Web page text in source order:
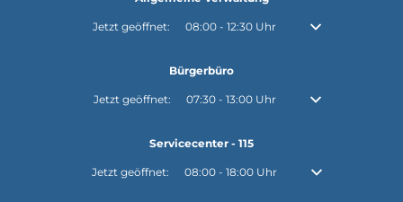
Klicken, um weitere Öffnungs- oder Schließzeiten
Jetzt geöffnet: 08:00 - 12:30 Uhr Von 08:00 bis
Bürgerbüro
Klicken, um weitere Öffnungs- oder Schließzeiten
Jetzt geöffnet: 07:30- 13:00Uhr Von 07:30 bis
Servicecenter - 115
Klicken, um weitere Öffnungs- oder Schließzeiten
Jetzt geöffnet: 08:00 - 18:00 Uhr Von 08:00 bis